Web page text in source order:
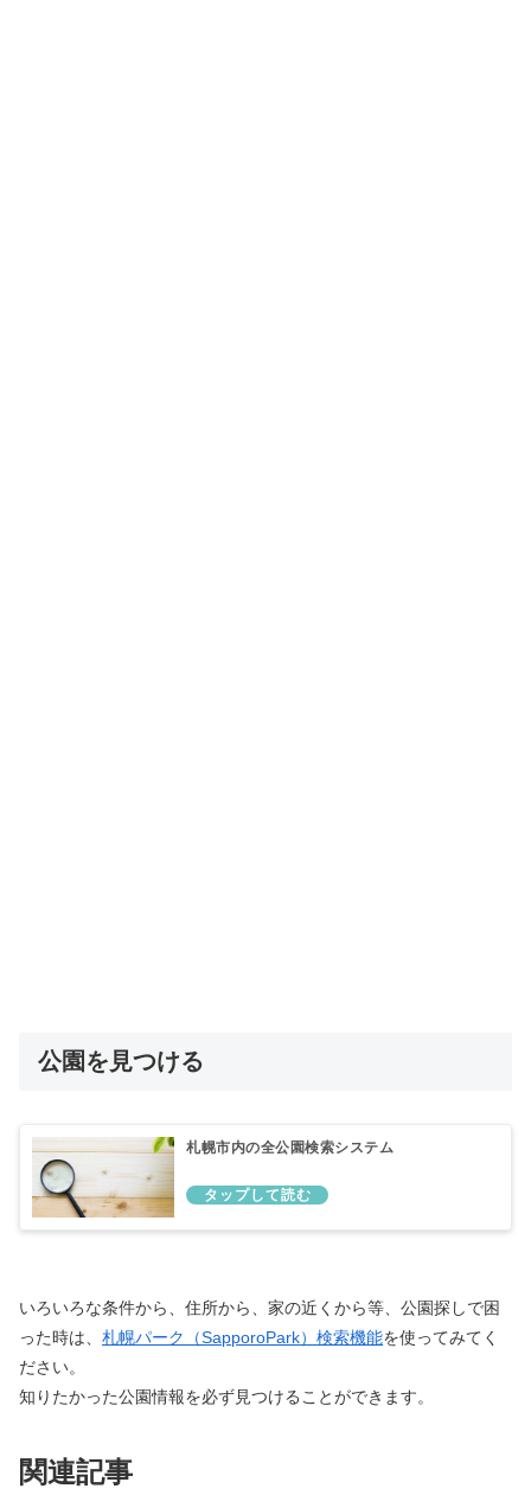
公園を見つける
札幌市内の全公園検索システム
いろいろな条件から、住所から、家の近くから等、公園探しで困
った時は、 札幌パーク（SapporoPark）検索機能を使ってみてく
ださい。
知りたかった公園情報を必ず見つけることができます。
関連記事